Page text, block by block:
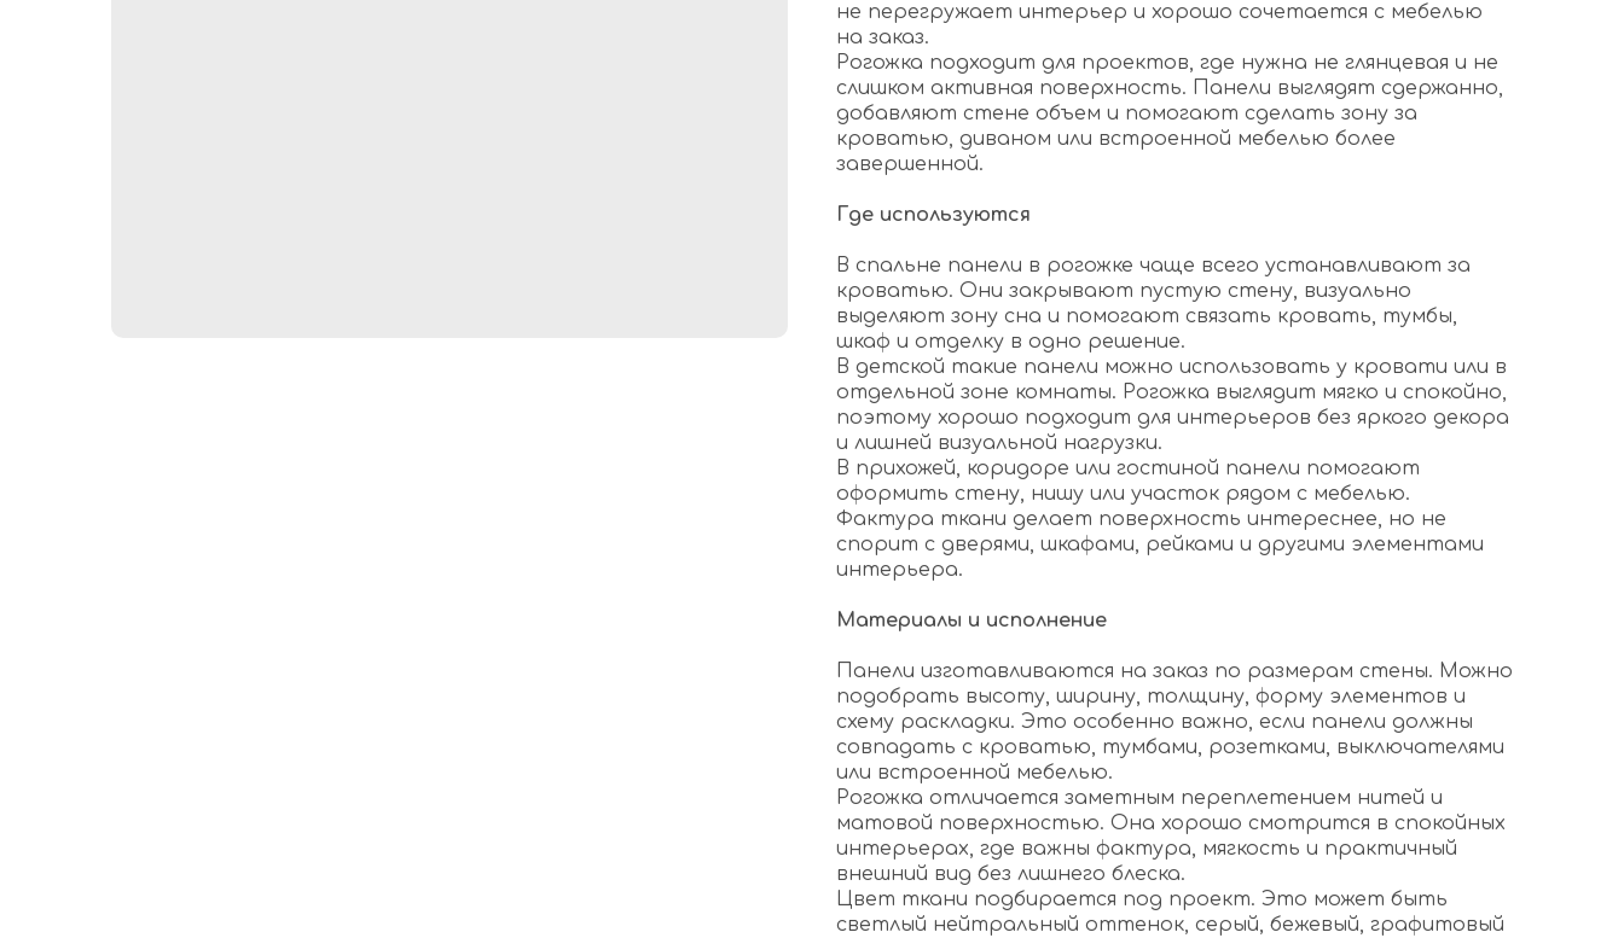
не перегружает интерьер и хорошо сочетается с мебелью
на заказ.
Рогожка подходит для проектов, где нужна не глянцевая и не
слишком активная поверхность. Панели выглядят сдержанно,
добавляют стене объем и помогают сделать зону за
кроватью, диваном или встроенной мебелью более
завершенной.
Где используются
В спальне панели в рогожке чаще всего устанавливают за
кроватью. Они закрывают пустую стену, визуально
выделяют зону сна и помогают связать кровать, тумбы,
шкаф и отделку в одно решение.
В детской такие панели можно использовать у кровати или в
отдельной зоне комнаты. Рогожка выглядит мягко и спокойно,
поэтому хорошо подходит для интерьеров без яркого декора
и лишней визуальной нагрузки.
В прихожей, коридоре или гостиной панели помогают
оформить стену, нишу или участок рядом с мебелью.
Фактура ткани делает поверхность интереснее, но не
спорит с дверями, шкафами, рейками и другими элементами
интерьера.
Материалы и исполнение
Панели изготавливаются на заказ по размерам стены. Можно
подобрать высоту, ширину, толщину, форму элементов и
схему раскладки. Это особенно важно, если панели должны
совпадать с кроватью, тумбами, розетками, выключателями
или встроенной мебелью.
Рогожка отличается заметным переплетением нитей и
матовой поверхностью. Она хорошо смотрится в спокойных
интерьерах, где важны фактура, мягкость и практичный
внешний вид без лишнего блеска.
Цвет ткани подбирается под проект. Это может быть
светлый нейтральный оттенок, серый, бежевый, графитовый